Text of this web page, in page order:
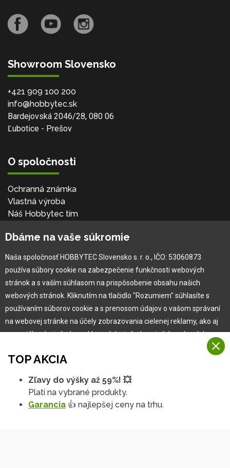
Showroom Slovensko
+421 909 100 200
info@hobbytec.sk
Bardejovská 2046/28, 080 06
Ľubotice - Prešov
O spoločnosti
Ochranná známka
Vlastná výroba
Náš Hobbytec tím
Naša história
Pre zákazníka
Garancia najlepšej ceny
Užívateľský manuál
Reklamácia
TOP AKCIA
Zľavy do výšky až 59%! 💥
Platí na vybrané produkty.
Garancia 👍 najlepšej ceny na trhu.
Dbáme na vaše súkromie
Naša spoločnosť HOBBYTEC Slovensko s. r. o., IČO: 53060873
používa súbory cookie na zabezpečenie funkčnosti webových
stránok a s vaším súhlasom na prispôsobenie obsahu našich
webových stránok. Kliknutím na tlačidlo "Rozumiem" súhlasíte s
používaním súborov cookie a s prenosom údajov o vašom správaní
na webovej stránke na účely zobrazovania cielenej reklamy, ako aj
na sociálnych sieťach a reklamných sieťach na iných webových
Viac informácií
Na našich webových stránkach používame niekoľko kategórií
Rozumiem